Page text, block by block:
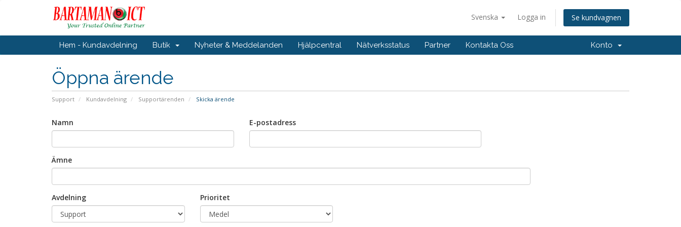
Svenska Logga in Se kundvagnen
Hem - Kundavdelning Butik Nyheter & Meddelanden Hjälpcentral Nätverksstatus Partner Kontakta Oss Konto
Öppna ärende
Support Kundavdelning Supportärenden Skicka ärende
Namn E-postadress
Ämne
Avdelning Prioritet